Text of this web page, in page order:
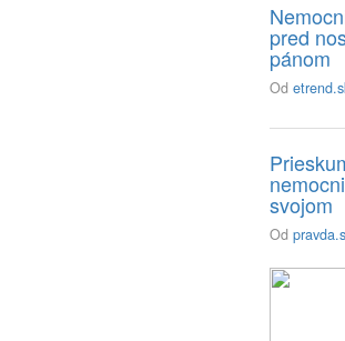
pred
pánom
Od
svojom
Od